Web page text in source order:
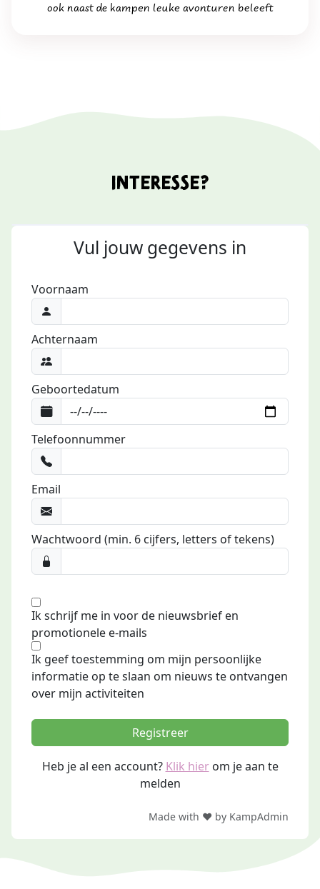
ook naast de kampen leuke avonturen beleeft
interesse?